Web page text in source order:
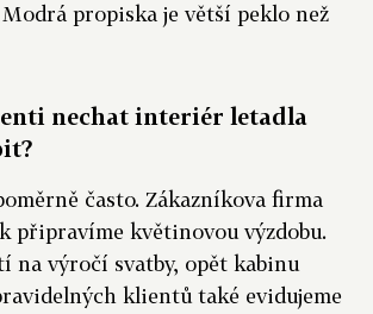
propiska je větší peklo než
nechat interiér letadla
často. Zákazníkova firma
připravíme květinovou výzdobu.
na výročí svatby, opět kabinu
klientů také evidujeme